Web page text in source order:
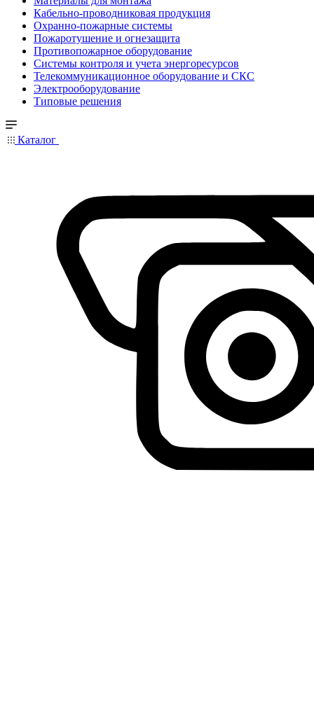
Кабельно-проводниковая продукция
Охранно-пожарные системы
Пожаротушение и огнезащита
Противопожарное оборудование
Системы контроля и учета энергоресурсов
Телекоммуникационное оборудование и СКС
Электрооборудование
Типовые решения
Каталог